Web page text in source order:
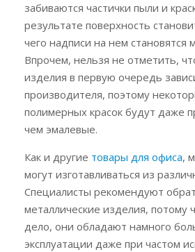
забиваются частички пыли и
результате поверхность
чего надписи на нем становятся
Впрочем, нельзя не отметить,
изделия в первую очередь
производителя, поэтому
полимерных красок будут даже
чем эмалевые.
Как и другие товары для офиса,
могут изготавливаться из
Специалисты рекомендуют
металлические изделия, потому
дело, они обладают намного
эксплуатации даже при частом